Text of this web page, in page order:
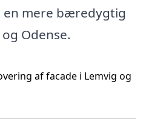
mere bæredygtig
Odense.
af facade i Lemvig og